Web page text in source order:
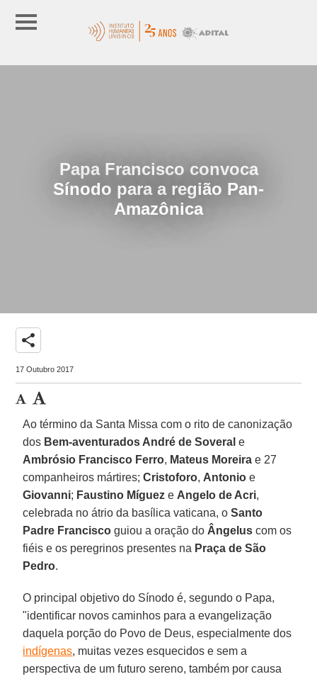
Papa Francisco convoca
Sínodo para a região Pan-
Amazônica
share
17 Outubro 2017
Ao término da Santa Missa com o rito de canonização
dos Bem-aventurados André de Soveral e
Ambrósio Francisco Ferro, Mateus Moreira e 27
companheiros mártires;Cristoforo, Antonio e
Giovanni; Faustino Míguez e Angelo de Acri,
celebrada no átrio da basílica vaticana, oSanto
Padre Francisco guiou a oração do Ângelus com os
fiéis e os peregrinos presentes na Praça de São
Pedro.
O principal objetivo do Sínodo é, segundo o Papa,
"identificar novos caminhos para a evangelização
daquela porção do Povo de Deus, especialmente dos
indígenas, muitas vezes esquecidos e sem a
perspectiva de um futuro sereno, também por causa